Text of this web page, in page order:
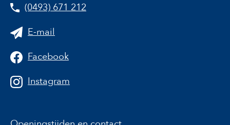
(0493) 671 212
E-mail
Facebook
Instagram